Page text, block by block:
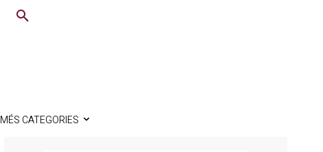
MÉS CATEGORIES